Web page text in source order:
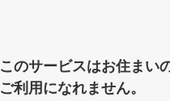
このサービスはお住まい
ご利用になれません。